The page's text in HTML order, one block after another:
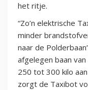
het ritje.
“Zo’n elektrische
minder
naar de
afgelegen baan
250 tot 300 kilo aan
zorgt de Taxibot